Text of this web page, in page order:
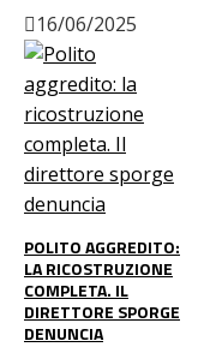
16/06/2025
POLITO AGGREDITO:
LA RICOSTRUZIONE
COMPLETA. IL
DIRETTORE SPORGE
DENUNCIA